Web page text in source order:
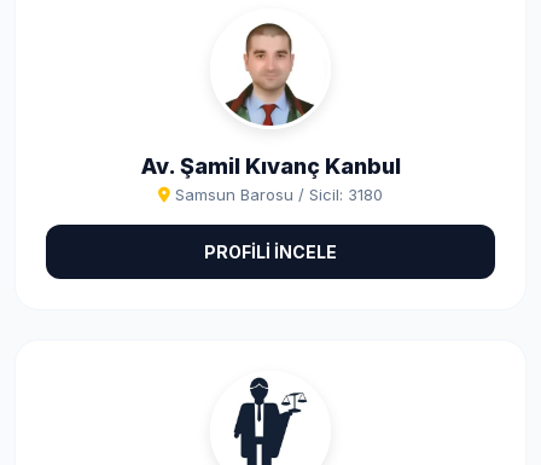
Av. Şamil Kıvanç Kanbul
Samsun Barosu / Sicil: 3180
PROFİLİ İNCELE